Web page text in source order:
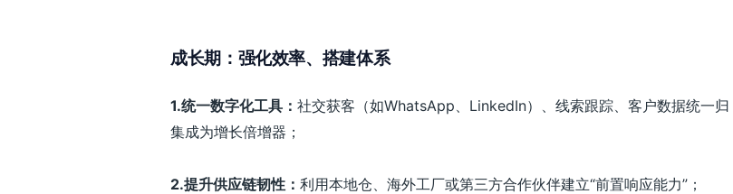
成长期：强化效率、搭建体系
1.统一数字化工具： 社交获客（如WhatsApp、LinkedIn）、线索跟踪、客户数据统一归
集成为增长倍增器；
2.提升供应链韧性： 利用本地仓、海外工厂或第三方合作伙伴建立“前置响应能力”；